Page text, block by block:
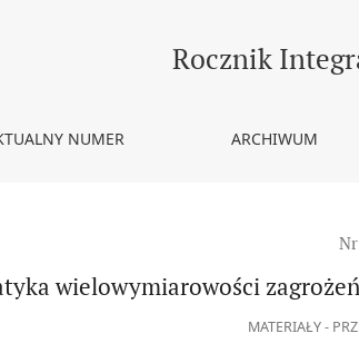
zagrożeń w strategiach bezpieczeństwa Unii
Rocznik
NUMER ARCHIWUM
wielowymiarowości
MATERIAŁY -